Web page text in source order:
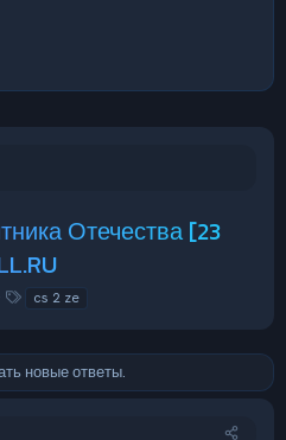
Отечества [23
Т
и
cs 2 ze
новые ответы.